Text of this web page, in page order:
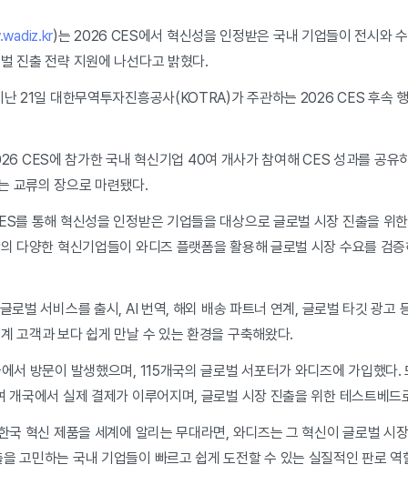
)는 2026 CES에서 혁신성을 인정받은 국내 기업들이 전시와
진출 전략 지원에 나선다고 밝혔다.
21일 대한무역투자진흥공사(KOTRA)가 주관하는 2026 CES 후속 행
CES에 참가한 국내 혁신기업 40여 개사가 참여해 CES 성과를 공유
교류의 장으로 마련됐다.
를 통해 혁신성을 인정받은 기업들을 대상으로 글로벌 시장 진출을 위
다양한 혁신기업들이 와디즈 플랫폼을 활용해 글로벌 시장 수요를 검
로벌 서비스를 출시, AI 번역, 해외 배송 파트너 연계, 글로벌 타깃 광고
고객과 보다 쉽게 만날 수 있는 환경을 구축해왔다.
방문이 발생했으며, 115개국의 글로벌 서포터가 와디즈에 가입했다.
개국에서 실제 결제가 이루어지며, 글로벌 시장 진출을 위한 테스트베드
혁신 제품을 세계에 알리는 무대라면, 와디즈는 그 혁신이 글로벌 시
고민하는 국내 기업들이 빠르고 쉽게 도전할 수 있는 실질적인 판로